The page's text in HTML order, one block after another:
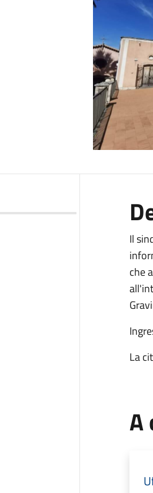
Il
che
La
A